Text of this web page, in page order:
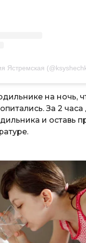
на ночь,
За 2
и оставь